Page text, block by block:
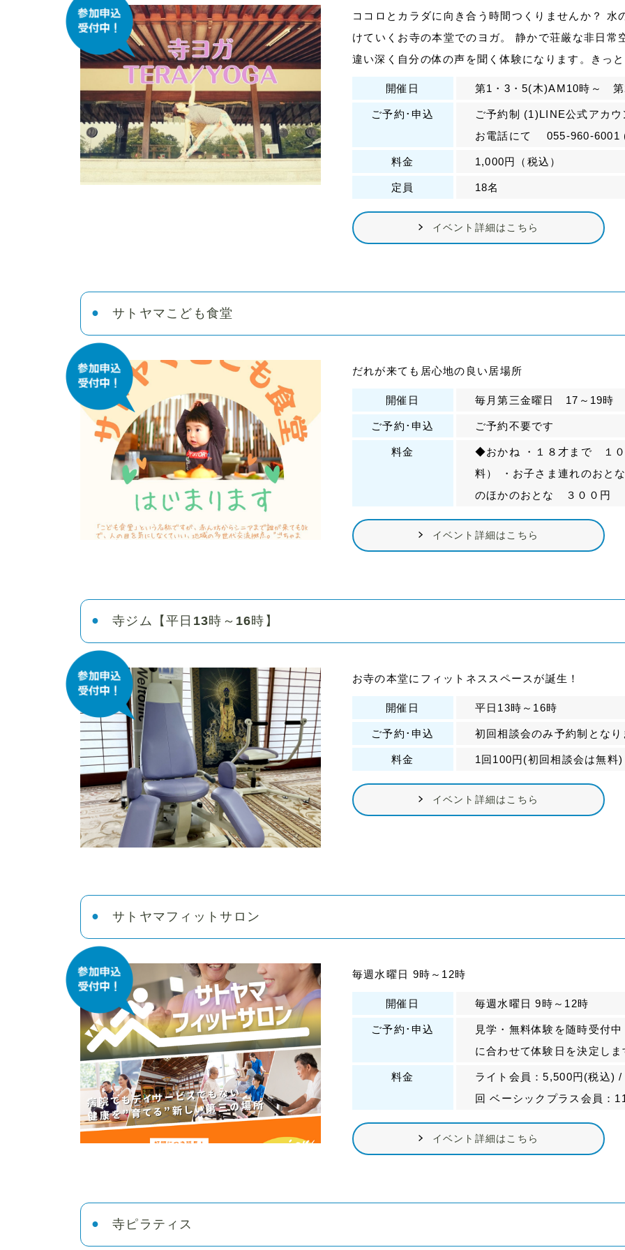
ココロとカラダに向き合う時間つくりませんか？
けていくお寺の本堂でのヨガ。 静かで荘厳な非日
違い深く自分の体の声を聞く体験になります。きっ
開催日 第1・3・5(木)AM10時～
ご予約･申込
ご予約制 (1)LINE公式アカ
お電話にて 055-960-6001
料金 1,000円（税込）
定員 18名
イベント詳細はこちら
サトヤマこども食堂
だれが来ても居心地の良い居場所
開催日 毎月第三金曜日 17～19時
ご予約･申込 ご予約不要です
料金
◆おかね ・１８才まで １
料） ・お子さま連れのお
のほかのおとな ３００円
イベント詳細はこちら
寺ジム【平日13時～16時】
お寺の本堂にフィットネススペースが誕生！
開催日 平日13時～16時
ご予約･申込 初回相談会のみ予約制となり
料金 1回100円(初回相談会は無料)
イベント詳細はこちら
サトヤマフィットサロン
毎週水曜日 9時～12時
開催日 毎週水曜日 9時～12時
ご予約･申込
見学・無料体験を随時受付
に合わせて体験日を決定し
料金
ライト会員：5,500円(税込)
回 ベーシックプラス会員：
イベント詳細はこちら
寺ピラティス